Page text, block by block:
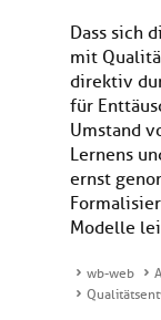
Dass sich
mit
direktiv
für
Umstand
Lernens
ernst
Modelle
wb-web